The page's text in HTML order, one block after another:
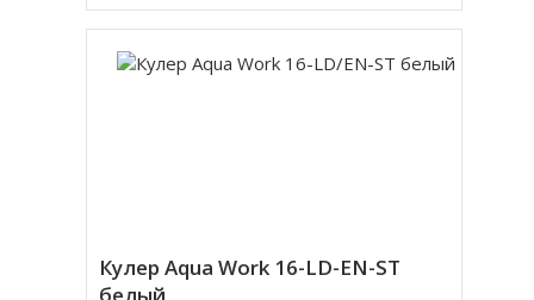
Кулер Aqua Work 16-LD-EN-ST